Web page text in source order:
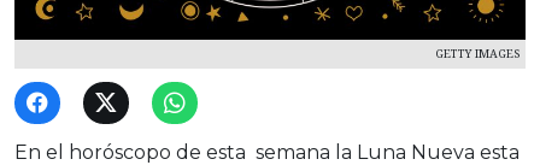
GETTY IMAGES
En el horóscopo de esta semana la Luna Nueva esta